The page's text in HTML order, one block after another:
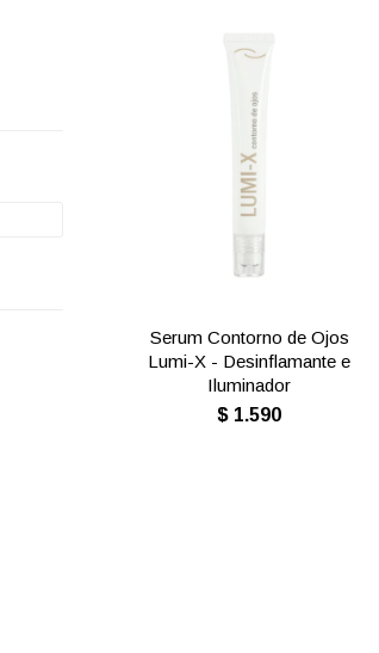
Serum Contorno de Ojos
Lumi-X - Desinflamante e
Iluminador
$ 1.590